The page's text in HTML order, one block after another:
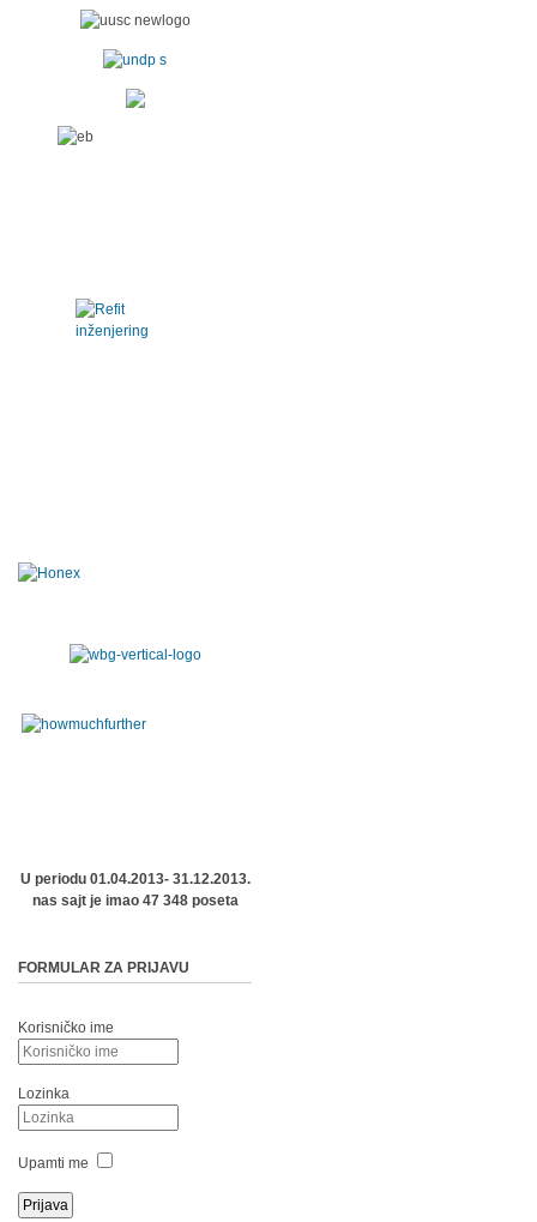
U periodu 01.04.2013- 31.12.2013.
nas sajt je imao 47 348 poseta
FORMULAR ZA PRIJAVU
Korisničko ime
Lozinka
Upamti me